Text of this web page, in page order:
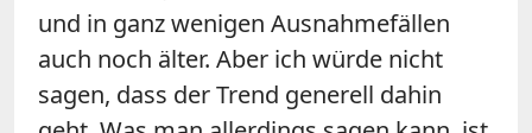
und in ganz wenigen Ausnahmefällen
auch noch älter. Aber ich würde nicht
sagen, dass der Trend generell dahin